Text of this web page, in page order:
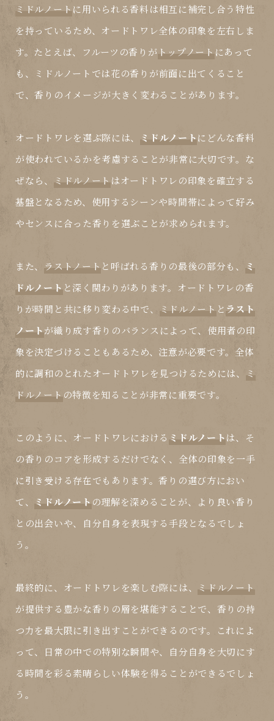
ミドルノート に用いられる香料は相互に補完し合う特性
を持っているため、オードトワレ全体の印象を左右しま
す。たとえば、フルーツの香りが トップノート にあって
も、
ミドルノート では花の香りが前面に出てくること
で、香りのイメージが大きく変わることがあります。
オードトワレを選ぶ際には、 ミドルノートにどんな香料
が使われているかを考慮することが非常に大切です。な
ぜなら、
ミドルノート はオードトワレの印象を確立する
基盤となるため、使用するシーンや時間帯によって好み
やセンスに合った香りを選ぶことが求められます。
また、 ラストノート と呼ばれる香りの最後の部分も、
ミ
ドルノート と深く関わりがあります。オードトワレの香
りが時間と共に移り変わる中で、
ミドルノート と ラスト
ノートが織り成す香りのバランスによって、使用者の印
象を決定づけることもあるため、注意が必要です。全体
的に調和のとれたオードトワレを見つけるためには、
ミ
ドルノート の特徴を知ることが非常に重要です。
このように、オードトワレにおける ミドルノートは、そ
の香りのコアを形成するだけでなく、全体の印象を一手
に引き受ける存在でもあります。香りの選び方におい
て、
ミドルノート の理解を深めることが、より良い香り
との出会いや、自分自身を表現する手段となるでしょ
う。
最終的に、オードトワレを楽しむ際には、
ミドルノート
が提供する豊かな香りの層を堪能することで、香りの持
つ力を最大限に引き出すことができるのです。これによ
って、日常の中での特別な瞬間や、自分自身を大切にす
る時間を彩る素晴らしい体験を得ることができるでしょ
う。